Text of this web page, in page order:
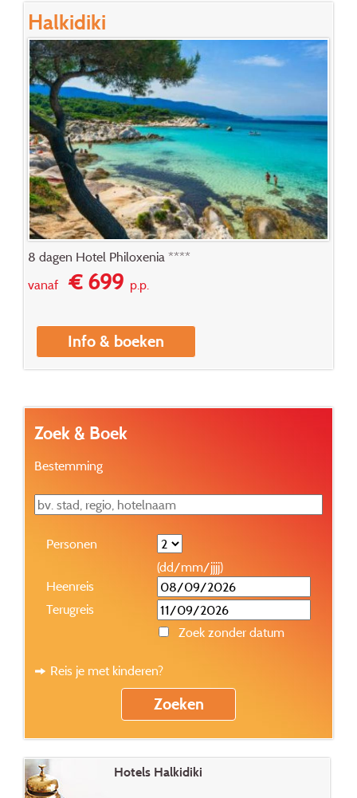
Halkidiki
8 dagen Hotel Philoxenia ****
vanaf€ 699p.p.
Info & boeken
Zoek & Boek
Bestemming
Personen
(dd/mm/jjjj)
Heenreis
Terugreis
Zoek zonder datum
Reis je met kinderen?
Hotels Halkidiki